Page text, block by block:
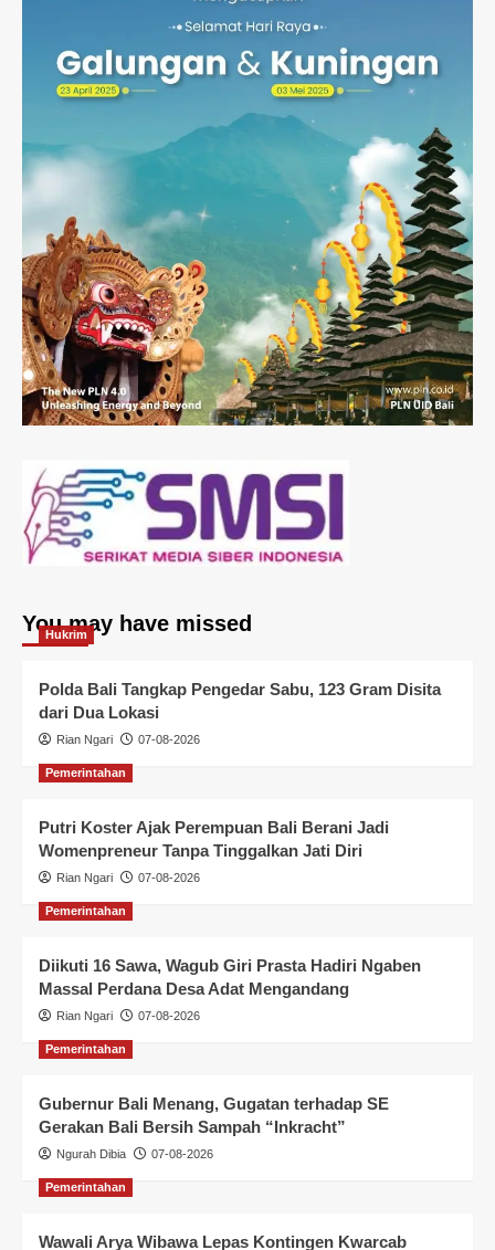
You may have missed
Hukrim
Polda Bali Tangkap Pengedar Sabu, 123 Gram Disita
dari Dua Lokasi
Rian Ngari 07-08-2026
Pemerintahan
Putri Koster Ajak Perempuan Bali Berani Jadi
Womenpreneur Tanpa Tinggalkan Jati Diri
Rian Ngari 07-08-2026
Pemerintahan
Diikuti 16 Sawa, Wagub Giri Prasta Hadiri Ngaben
Massal Perdana Desa Adat Mengandang
Rian Ngari 07-08-2026
Pemerintahan
Gubernur Bali Menang, Gugatan terhadap SE
Gerakan Bali Bersih Sampah “Inkracht”
Ngurah Dibia 07-08-2026
Pemerintahan
Wawali Arya Wibawa Lepas Kontingen Kwarcab